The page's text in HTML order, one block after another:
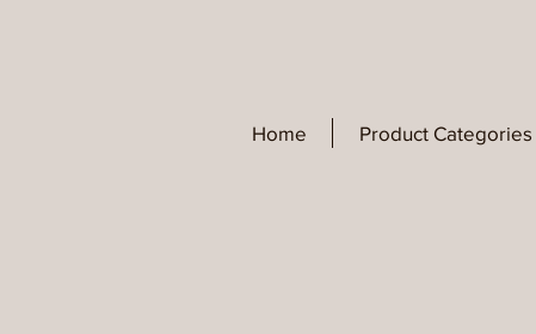
Home Product Categories